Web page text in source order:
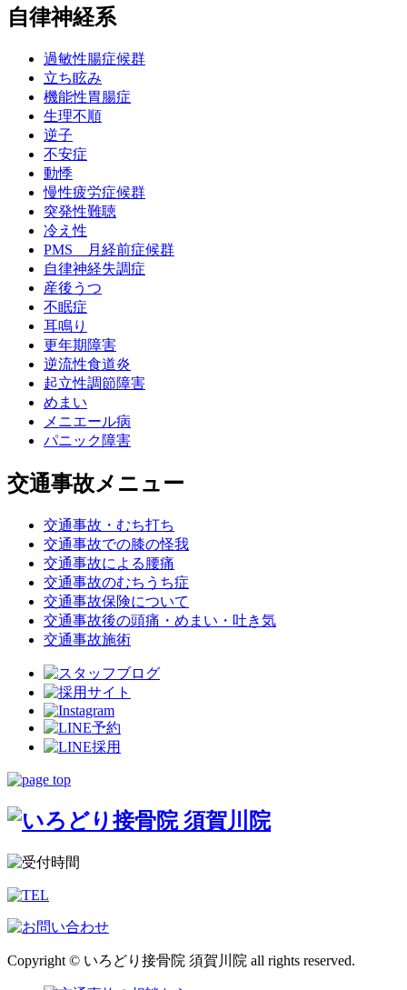
自律神経系
過敏性腸症候群
立ち眩み
機能性胃腸症
生理不順
逆子
不安症
動悸
慢性疲労症候群
突発性難聴
冷え性
PMS 月経前症候群
自律神経失調症
産後うつ
不眠症
耳鳴り
更年期障害
逆流性食道炎
起立性調節障害
めまい
メニエール病
パニック障害
交通事故メニュー
交通事故・むち打ち
交通事故での膝の怪我
交通事故による腰痛
交通事故のむちうち症
交通事故保険について
交通事故後の頭痛・めまい・吐き気
交通事故施術
Copyright © いろどり接骨院 須賀川院 all rights reserved.